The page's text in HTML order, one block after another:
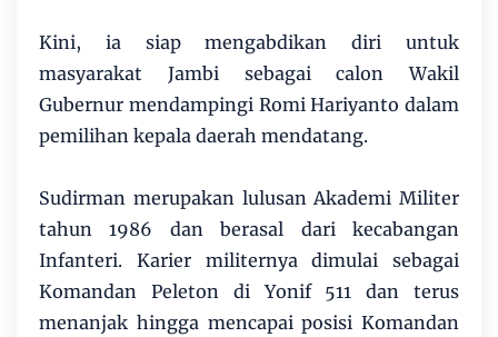
Kini, ia siap mengabdikan diri untuk
masyarakat Jambi sebagai calon Wakil
Gubernur mendampingi Romi Hariyanto dalam
pemilihan kepala daerah mendatang.
Sudirman merupakan lulusan Akademi Militer
tahun 1986 dan berasal dari kecabangan
Infanteri. Karier militernya dimulai sebagai
Komandan Peleton di Yonif 511 dan terus
menanjak hingga mencapai posisi Komandan